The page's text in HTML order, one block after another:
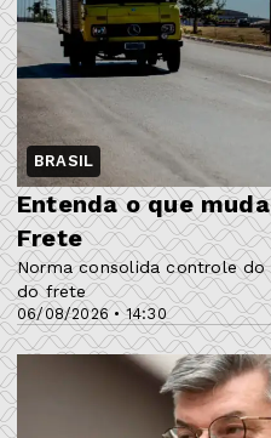
BRASIL
06/08/2026 • 14:30
Entenda o que
Frete
Norma consolida controle
do frete